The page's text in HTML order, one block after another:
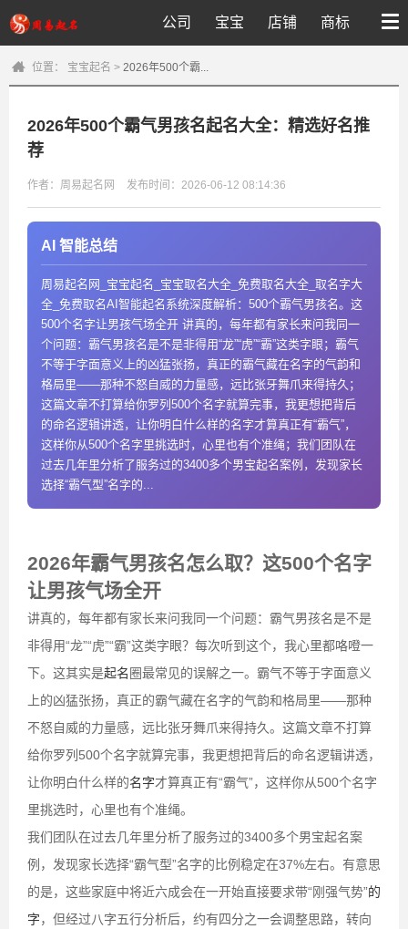
公司 宝宝 店铺 商标
位置： 宝宝起名 > 2026年500个霸...
2026年500个霸气男孩名起名大全：精选好名推
荐
作者：周易起名网 发布时间：2026-06-12 08:14:36
AI 智能总结
周易起名网_宝宝起名_宝宝取名大全_免费取名大全_取名字大
全_免费取名AI智能起名系统深度解析：500个霸气男孩名。这
500个名字让男孩气场全开 讲真的，每年都有家长来问我同一
个问题：霸气男孩名是不是非得用“龙”“虎”“霸”这类字眼；霸气
不等于字面意义上的凶猛张扬，真正的霸气藏在名字的气韵和
格局里——那种不怒自威的力量感，远比张牙舞爪来得持久；
这篇文章不打算给你罗列500个名字就算完事，我更想把背后
的命名逻辑讲透，让你明白什么样的名字才算真正有“霸气”，
这样你从500个名字里挑选时，心里也有个准绳；我们团队在
过去几年里分析了服务过的3400多个男宝起名案例，发现家长
选择“霸气型”名字的...
2026年霸气男孩名怎么取？这500个名字
让男孩气场全开
讲真的，每年都有家长来问我同一个问题：霸气男孩名是不是
非得用“龙”“虎”“霸”这类字眼？每次听到这个，我心里都咯噔一
下。这其实是起名 圈最常见的误解之一。霸气不等于字面意义
上的凶猛张扬，真正的霸气藏在名字的气韵和格局里——那种
不怒自威的力量感，远比张牙舞爪来得持久。这篇文章不打算
给你罗列500个名字就算完事，我更想把背后的命名逻辑讲透，
让你明白什么样的名字才算真正有“霸气”，这样你从500个名字
里挑选时，心里也有个准绳。
我们团队在过去几年里分析了服务过的3400多个男宝起名案
例，发现家长选择“霸气型”名字的比例稳定在37%左右。有意思
的是，这些家庭中将近六成会在一开始直接要求带“刚强气势”的
字，但经过八字五行分析后，约有四分之一会调整思路，转向